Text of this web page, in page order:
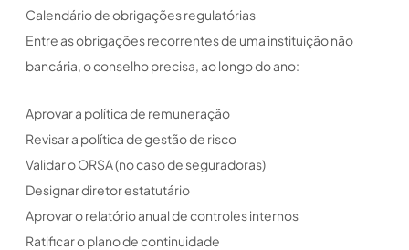
Calendário de obrigações regulatórias
Entre as obrigações recorrentes de uma instituição não
bancária, o conselho precisa, ao longo do ano:
Aprovar a política de remuneração
Revisar a política de gestão de risco
Validar o ORSA (no caso de seguradoras)
Designar diretor estatutário
Aprovar o relatório anual de controles internos
Ratificar o plano de continuidade